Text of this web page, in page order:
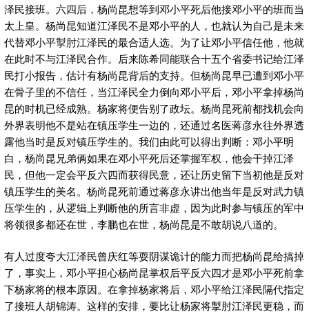
泽民接班。六四后，杨尚昆想等到邓小平死后他接邓小平的班而当
太上皇。杨尚昆知道江泽民不是邓小平的人，也就认为自己是未来
代替邓小平掣肘江泽民的最合适人选。为了让邓小平信任他，他就
在此时不与江泽民合作。后来陈希同能联合十五个省委书记给江泽
民打小报告，估计有杨尚昆背后的支持。但杨尚昆早已遭到邓小平
在骨子里的不信任，当江泽民全力倒向邓小平后，邓小平拿掉杨尚
昆的时机已经成熟。杨家将便告别了政坛。杨尚昆死前都找机会向
外界表明他不是站在镇压学生一边的，还通过名医蒋彦永往外界透
露他当时是反对镇压学生的。我们由此可以得出判断：邓小平明
白，杨尚昆兄弟俩如果在邓小平死后还掌握军权，他会干掉江泽
民，但他一定会平反六四而获得民意，还让历史留下当初他是反对
镇压学生的美名。杨尚昆死前通过蒋彦永讲出他当年是反对武力镇
压学生的，从逻辑上判断他的所言非虚，因为此时参与镇压的军中
将领很多都还在世，李鹏也在世，杨尚昆是不敢胡说八道的。
有人过度夸大江泽民曾庆红等耍阴谋诡计的能力而把杨尚昆给搞掉
了，事实上，邓小平担心杨尚昆掌权后平反六四才是邓小平死前拿
下杨家将的根本原因。在拿掉杨家将后，邓小平给江泽民隔代指定
了接班人胡锦涛。这样的安排，要比让杨家将掣肘江泽民更稳，而